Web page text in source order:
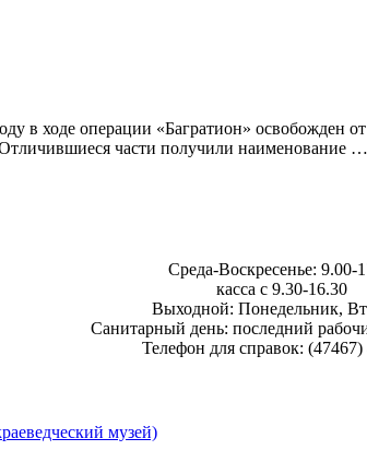
в ходе операции «Багратион»
части получили наименование …
Среда-Воскресенье: 9.00-
касса с 9.30-16.30
Выходной: Понедельник,
Санитарный день: последний
Телефон для справок: (47467)
музей)